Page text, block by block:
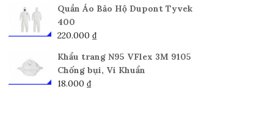
Quần Áo Bảo Hộ Dupont Tyvek
400
220.000 ₫
Khẩu trang N95 VFlex 3M 9105
Chống bụi, Vi Khuẩn
18.000 ₫